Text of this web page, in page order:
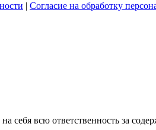
| Согласие на обработку
себя всю ответственность за